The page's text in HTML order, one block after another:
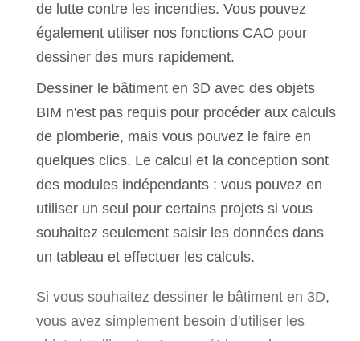
de lutte contre les incendies. Vous pouvez
également utiliser nos fonctions CAO pour
dessiner des murs rapidement.
Dessiner le bâtiment en 3D avec des objets
BIM n'est pas requis pour procéder aux calculs
de plomberie, mais vous pouvez le faire en
quelques clics. Le calcul et la conception sont
des modules indépendants : vous pouvez en
utiliser un seul pour certains projets si vous
souhaitez seulement saisir les données dans
un tableau et effectuer les calculs.
Si vous souhaitez dessiner le bâtiment en 3D,
vous avez simplement besoin d'utiliser les